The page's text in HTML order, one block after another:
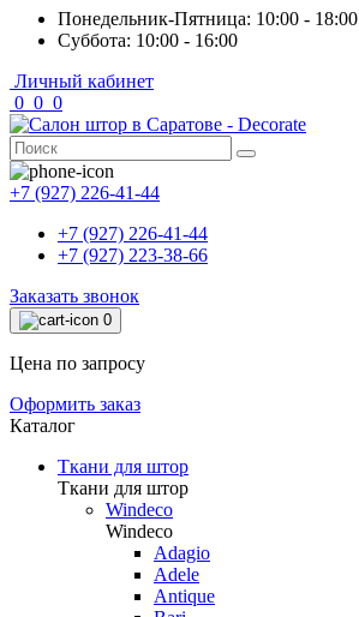
Понедельник-Пятница: 10:00 - 18:00
Суббота: 10:00 - 16:00
Личный кабинет
0 0 0
+7 (927) 226-41-44
+7 (927) 226-41-44
+7 (927) 223-38-66
Заказать звонок
0
Цена по запросу
Оформить заказ
Каталог
Ткани для штор
Ткани для штор
Windeco
Windeco
Adagio
Adele
Antique